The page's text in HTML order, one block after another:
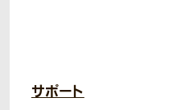
サポート